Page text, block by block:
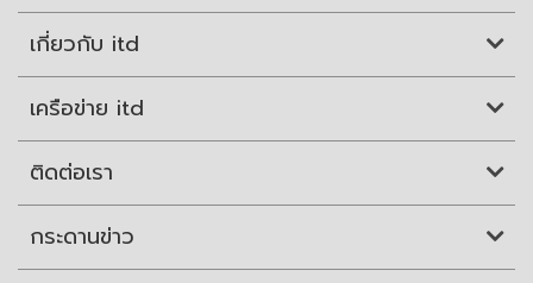
เกี่ยวกับ itd
เครือข่าย itd
ติดต่อเรา
กระดานข่าว